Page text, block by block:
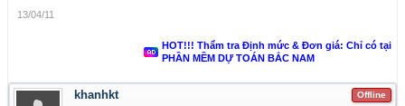
13/04/11
HOT!!! Thẩm tra Định mức & Đơn giá: Chỉ có tại
PHẦN MỀM DỰ TOÁN BẮC NAM
Offline
khanhkt